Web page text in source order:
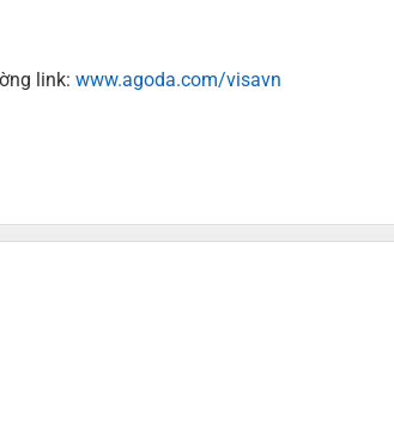
link: www.agoda.com/visavn